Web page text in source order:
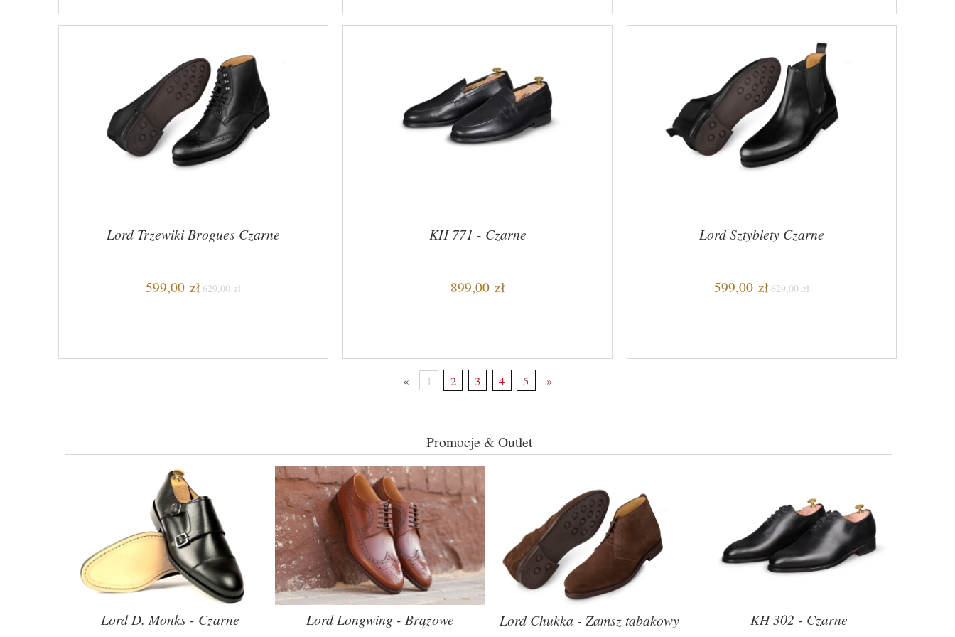
Lord Trzewiki Brogues Czarne
599,00 zł 629,00 zł
KH 771 - Czarne
899,00 zł
Lord Sztyblety Czarne
599,00 zł 629,00 zł
« 1 2 3 4 5 »
Promocje & Outlet
Lord D. Monks - Czarne Lord Longwing - Brązowe Lord Chukka - Zamsz tabakowy KH 302 - Czarne